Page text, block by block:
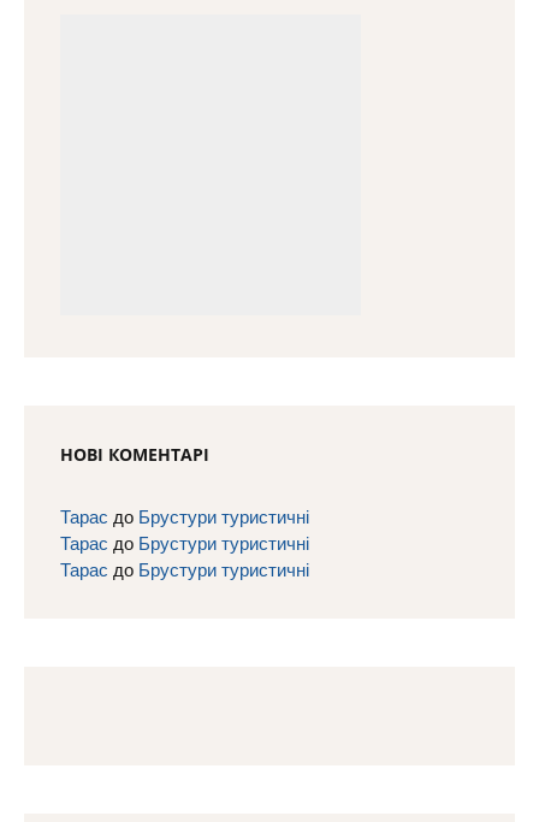
НОВІ КОМЕНТАРІ
Тарас до Брустури туристичні
Тарас до Брустури туристичні
Тарас до Брустури туристичні